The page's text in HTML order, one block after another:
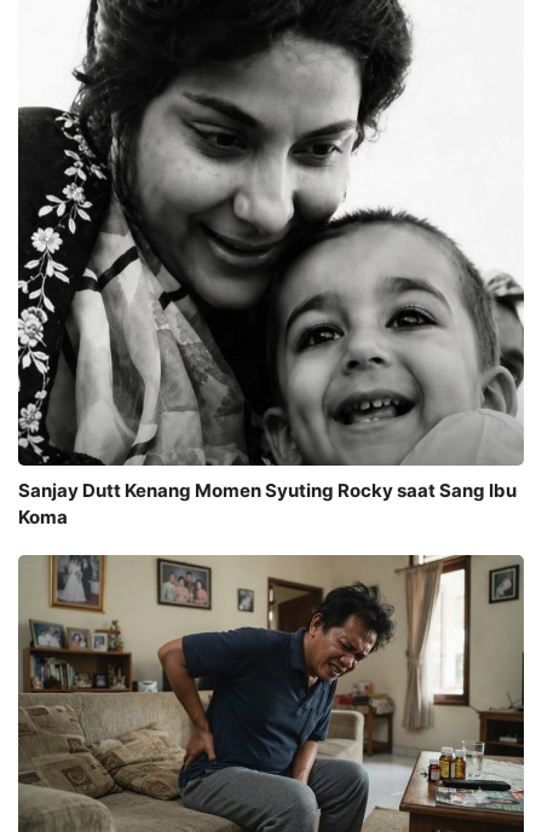
Sanjay Dutt Kenang Momen Syuting Rocky saat Sang Ibu
Koma